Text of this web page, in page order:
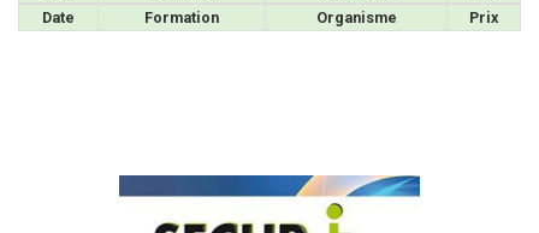
Date
Formation Organisme Prix